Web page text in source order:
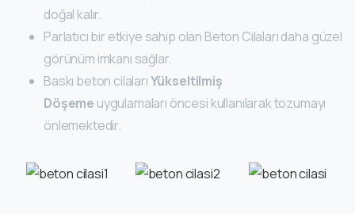
doğal kalır.
Parlatıcı bir etkiye sahip olan Beton Cilaları daha güzel
görünüm imkanı sağlar.
Baskı beton cilalarıYükseltilmiş
Döşeme uygulamaları öncesi kullanılarak tozumayı
önlemektedir.